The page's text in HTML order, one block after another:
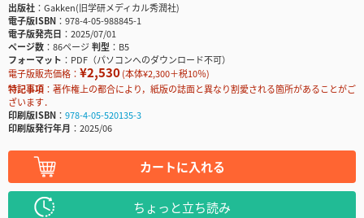
出版社
Gakken(旧学研メディカル秀潤社)
電子版ISBN
978-4-05-988845-1
電子版発売日
2025/07/01
ページ数
86ページ判型
B5
フォーマット
PDF（パソコンへのダウンロード不可）
電子版販売価格： ¥2,530(本体¥2,300＋税10％)
特記事項
著作権上の都合により，紙版の誌面と異なり割愛される箇所があることがご
ざいます．
印刷版ISBN
978-4-05-520135-3
印刷版発行年月
2025/06
カートに入れる
ちょっと立ち読み